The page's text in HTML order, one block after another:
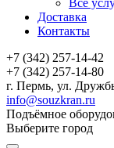
Доставка
Контакты
+7 (342) 257-14-42
+7 (342) 257-14-80
г. Пермь, ул.
info@souzkran.ru
Подъёмное
Выберите город